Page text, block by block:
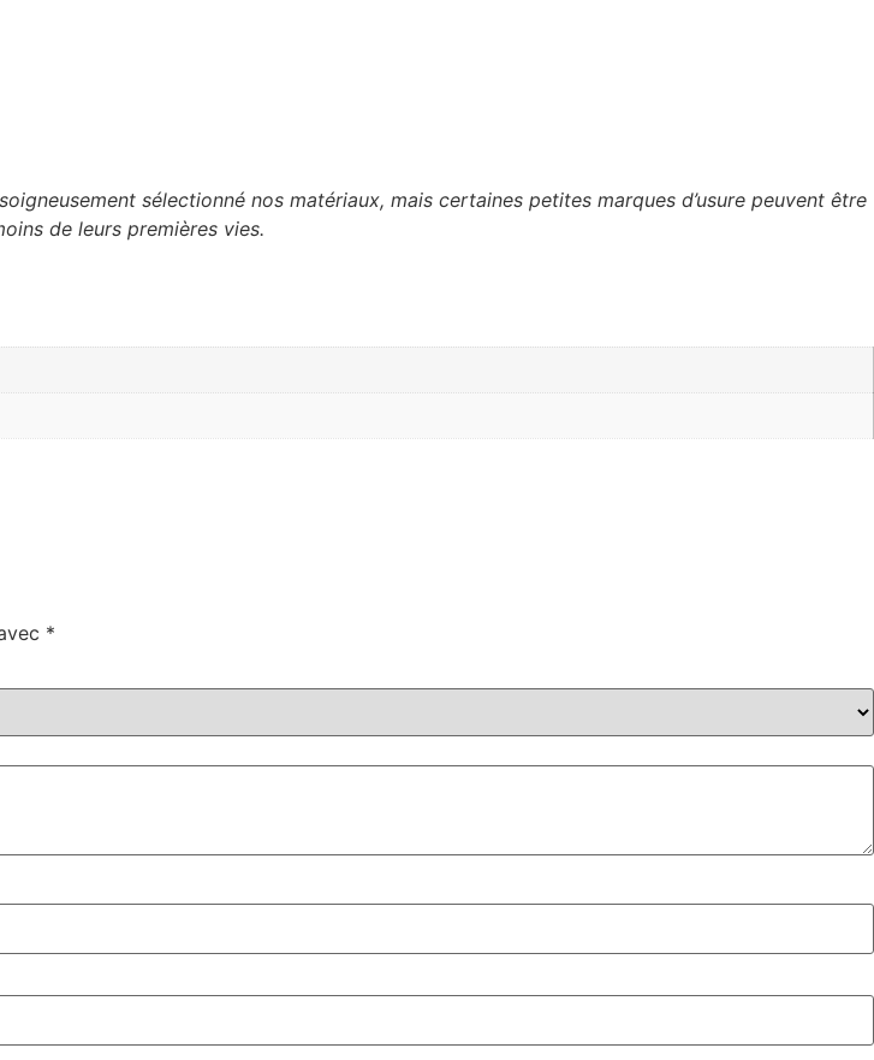
sélectionné nos matériaux, mais certaines petites marques d’usure peuvent être
de leurs premières vies.
*